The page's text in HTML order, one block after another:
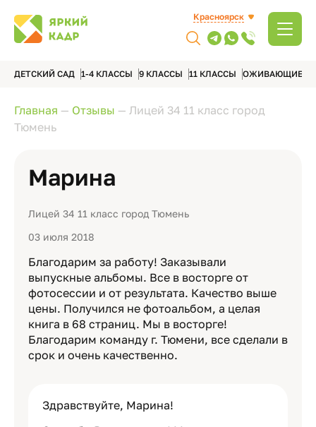
Красноярск
ДЕТСКИЙ САД 1-4 КЛАССЫ 9 КЛАССЫ 11 КЛАССЫ ОЖИВАЮЩИЕ
Главная — Отзывы — Лицей 34 11 класс город
Тюмень
Марина
Лицей 34 11 класс город Тюмень
03 июля 2018
Благодарим за работу! Заказывали
выпускные альбомы. Все в восторге от
фотосессии и от результата. Качество выше
цены. Получился не фотоальбом, а целая
книга в 68 страниц. Мы в восторге!
Благодарим команду г. Тюмени, все сделали в
срок и очень качественно.
Здравствуйте, Марина!